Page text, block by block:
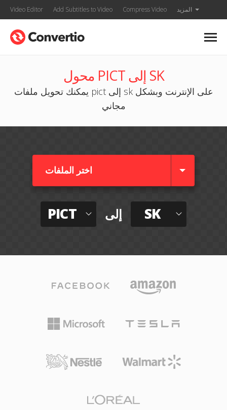
Video Editor Add Subtitles to Video Compress Video المزيد
محول PICT إلى SK
يمكنك تحويل ملفات pict إلى sk على الإنترنت وبشكل
مجاني
اختر الملفات
PICT إلى SK